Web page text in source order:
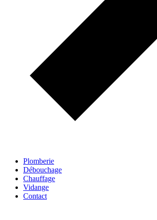
Plomberie
Débouchage
Chauffage
Vidange
Contact